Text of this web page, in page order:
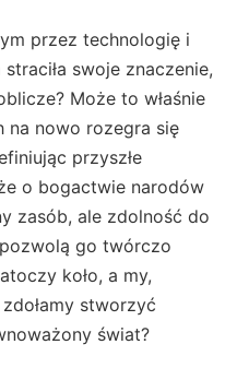
przez technologię i
swoje znaczenie,
Może to właśnie
na nowo rozegra się
przyszłe
o bogactwie narodów
zasób, ale zdolność do
go twórczo
koło, a my,
stworzyć
świat?